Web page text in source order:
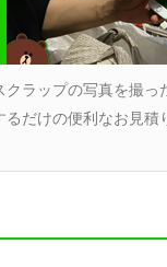
クラップの写真を撮っ
だけの便利なお見積